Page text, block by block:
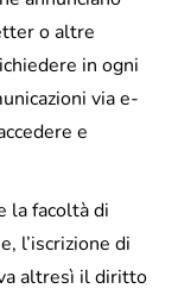
o altre
in ogni
via e-
e
la facoltà di
l’iscrizione di
altresì il diritto